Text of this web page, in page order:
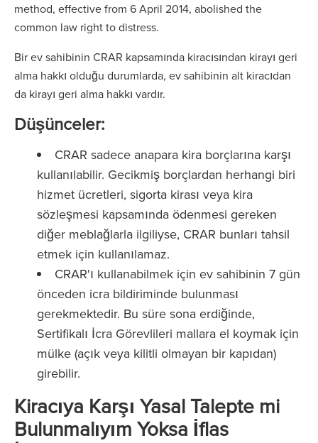
method, effective from 6 April 2014, abolished the
common law right to distress.
Bir ev sahibinin CRAR kapsamında kiracısından kirayı geri
alma hakkı olduğu durumlarda, ev sahibinin alt kiracıdan
da kirayı geri alma hakkı vardır.
Düşünceler:
CRAR sadece anapara kira borçlarına karşı
kullanılabilir. Gecikmiş borçlardan herhangi biri
hizmet ücretleri, sigorta kirası veya kira
sözleşmesi kapsamında ödenmesi gereken
diğer meblağlarla ilgiliyse, CRAR bunları tahsil
etmek için kullanılamaz.
CRAR'ı kullanabilmek için ev sahibinin 7 gün
önceden icra bildiriminde bulunması
gerekmektedir. Bu süre sona erdiğinde,
Sertifikalı İcra Görevlileri mallara el koymak için
mülke (açık veya kilitli olmayan bir kapıdan)
girebilir.
Kiracıya Karşı Yasal Talepte mi
Bulunmalıyım Yoksa İflas